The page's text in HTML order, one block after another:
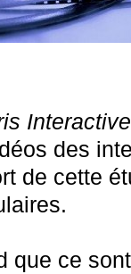
Interactive
des
de cette
que ce